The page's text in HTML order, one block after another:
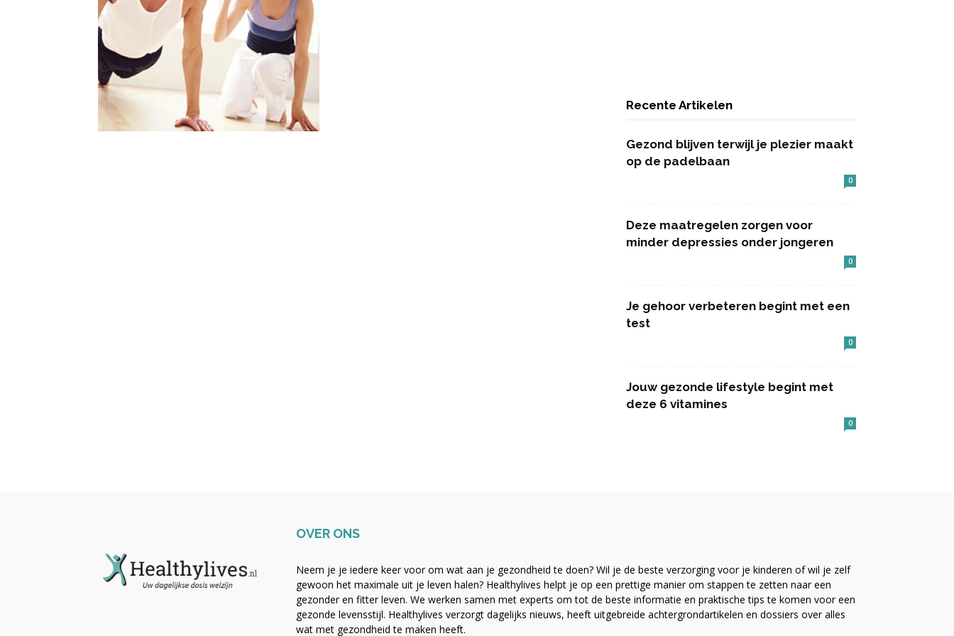
Recente Artikelen
Gezond blijven terwijl je plezier maakt
op de padelbaan
0
Deze maatregelen zorgen voor
minder depressies onder jongeren
0
Je gehoor verbeteren begint met een
test
0
Jouw gezonde lifestyle begint met
deze 6 vitamines
0
OVER ONS
Neem je je iedere keer voor om wat aan je gezondheid te doen? Wil je de beste verzorging voor je kinderen of wil je zelf
gewoon het maximale uit je leven halen? Healthylives helpt je op een prettige manier om stappen te zetten naar een
gezonder en fitter leven. We werken samen met experts om tot de beste informatie en praktische tips te komen voor een
gezonde levensstijl. Healthylives verzorgt dagelijks nieuws, heeft uitgebreide achtergrondartikelen en dossiers over alles
wat met gezondheid te maken heeft.